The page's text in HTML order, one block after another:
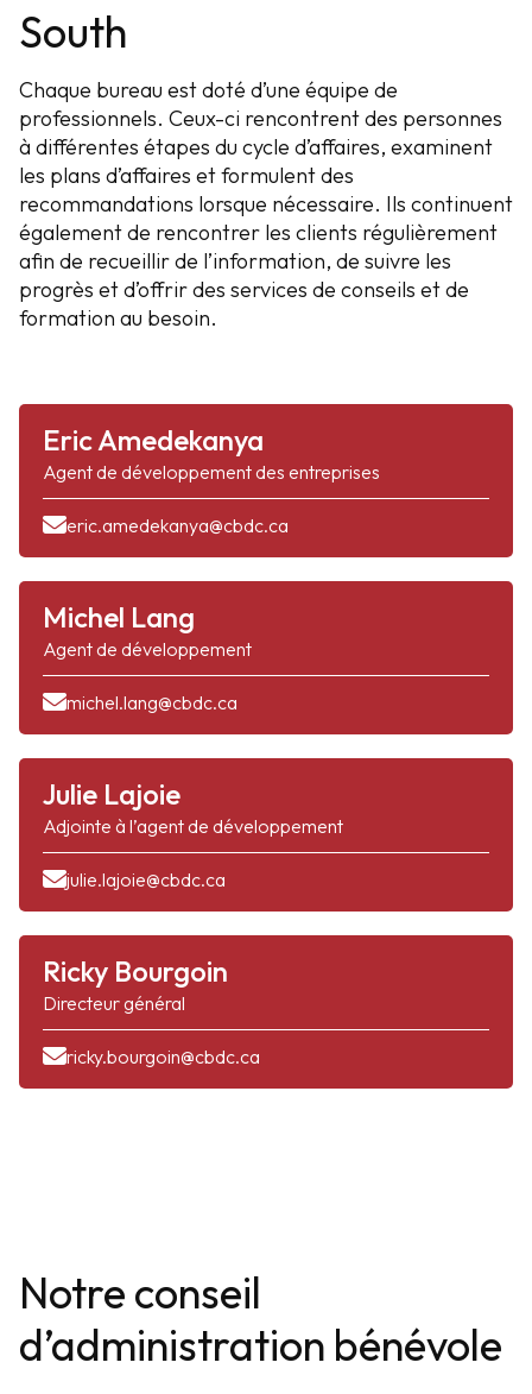
South
Chaque bureau est doté d’une équipe de
professionnels. Ceux-ci rencontrent des personnes
à différentes étapes du cycle d’affaires, examinent
les plans d’affaires et formulent des
recommandations lorsque nécessaire. Ils continuent
également de rencontrer les clients régulièrement
afin de recueillir de l’information, de suivre les
progrès et d’offrir des services de conseils et de
formation au besoin.
Eric Amedekanya
Agent de développement des entreprises
eric.amedekanya@cbdc.ca
Michel Lang
Agent de développement
michel.lang@cbdc.ca
Julie Lajoie
Adjointe à l’agent de développement
julie.lajoie@cbdc.ca
Ricky Bourgoin
Directeur général
ricky.bourgoin@cbdc.ca
Notre conseil
d’administration bénévole